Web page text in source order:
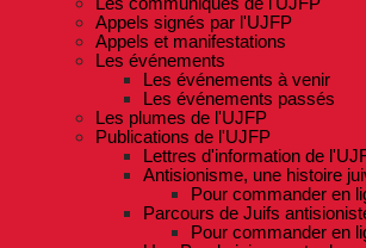
Appels signés par l'UJFP
Appels et manifestations
Les événements
Les événements à venir
Les événements passés
Les plumes de l'UJFP
Publications de l'UJFP
Lettres d'information de
Antisionisme, une histoire
Pour commander en
Parcours de Juifs
Pour commander en